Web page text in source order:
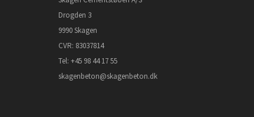
Drogden 3
9990 Skagen
CVR: 83037814
Tel: +45 98 44 17 55
skagenbeton@skagenbeton.dk